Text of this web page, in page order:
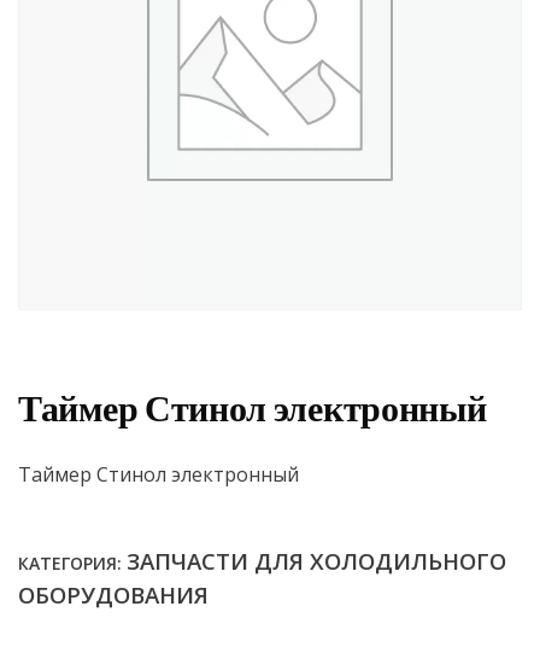
Таймер Стинол электронный
Таймер Стинол электронный
КАТЕГОРИЯ: ЗАПЧАСТИ ДЛЯ ХОЛОДИЛЬНОГО
ОБОРУДОВАНИЯ